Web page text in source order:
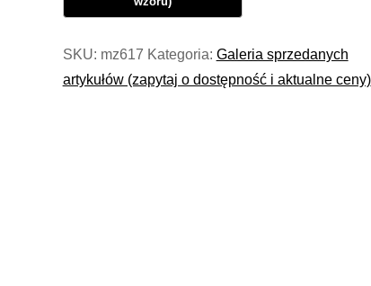
SKU: mz617 Kategoria: Galeria sprzedanych
artykułów (zapytaj o dostępność i aktualne ceny)